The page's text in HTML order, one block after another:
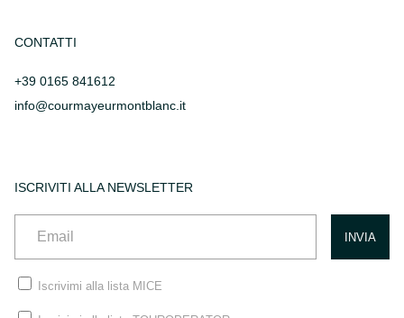
CONTATTI
+39 0165 841612
info@courmayeurmontblanc.it
ISCRIVITI ALLA NEWSLETTER
Iscrivimi alla lista MICE